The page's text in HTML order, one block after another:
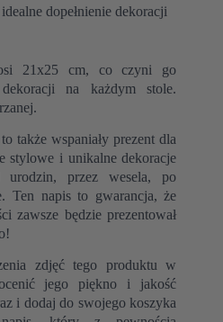
dopełnienie dekoracji
21x25 cm, co czyni go
na każdym stole.
także wspaniały prezent dla
stylowe i unikalne dekoracje
przez wesela, po
Ten napis to gwarancja, że
zawsze będzie prezentował
zdjęć tego produktu w
jego piękno i jakość
i dodaj do swojego koszyka